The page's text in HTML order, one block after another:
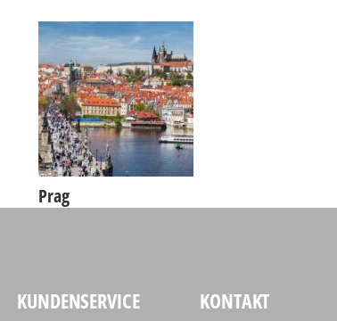
Prag
KUNDENSERVICE
KONTAKT